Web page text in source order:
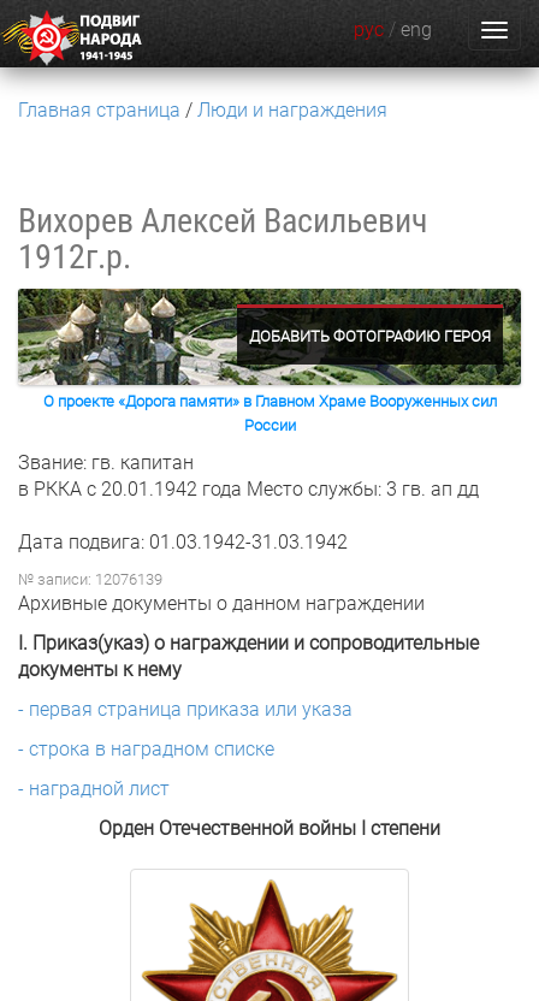
рус / eng
Главная страница Люди и награждения
Вихорев Алексей Васильевич
1912г.р.
ДОБАВИТЬ ФОТОГРАФИЮ ГЕРОЯ
О проекте «Дорога памяти» в Главном Храме Вооруженных сил
России
Звание: гв. капитан
в РККА с 20.01.1942 года Место службы: 3 гв. ап дд
Дата подвига: 01.03.1942-31.03.1942
№ записи: 12076139
Архивные документы о данном награждении
I. Приказ(указ) о награждении и сопроводительные
документы к нему
- первая страница приказа или указа
- строка в наградном списке
- наградной лист
Орден Отечественной войны I степени